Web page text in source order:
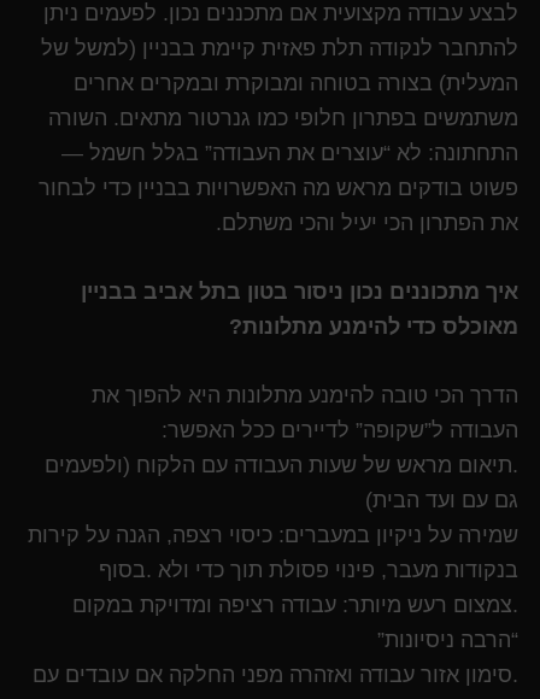
לבצע עבודה מקצועית אם מתכננים נכון. לפעמים ניתן
להתחבר לנקודה תלת פאזית קיימת בבניין (למשל של
המעלית) בצורה בטוחה ומבוקרת ובמקרים אחרים
משתמשים בפתרון חלופי כמו גנרטור מתאים. השורה
התחתונה: לא “עוצרים את העבודה” בגלל חשמל —
פשוט בודקים מראש מה האפשרויות בבניין כדי לבחור
את הפתרון הכי יעיל והכי משתלם.
איך מתכוננים נכון ניסור בטון בתל אביב בבניין
מאוכלס כדי להימנע מתלונות?
הדרך הכי טובה להימנע מתלונות היא להפוך את
העבודה ל”שקופה” לדיירים ככל האפשר:
.תיאום מראש של שעות העבודה עם הלקוח (ולפעמים
גם עם ועד הבית)
שמירה על ניקיון במעברים: כיסוי רצפה, הגנה על קירות
בנקודות מעבר, פינוי פסולת תוך כדי ולא .בסוף
.צמצום רעש מיותר: עבודה רציפה ומדויקת במקום
“הרבה ניסיונות”
.סימון אזור עבודה ואזהרה מפני החלקה אם עובדים עם